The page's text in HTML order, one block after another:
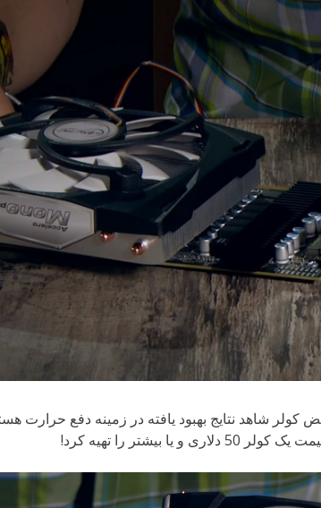
کولر شاهد نتایج بهبود یافته در زمینه دفع حرارت
یا بیشتر را تهیه کرد!